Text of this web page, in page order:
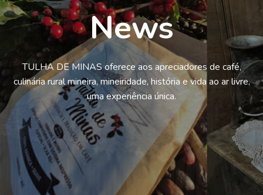
News
TULHA DE MINAS oferece aos apreciadores de café,
culinária rural mineira, mineiridade, história e vida ao ar livre,
uma experiência única.